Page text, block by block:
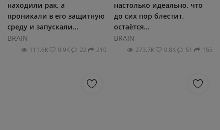
находили рак, а
проникали в его защитную
среду и запускали...
BRAIN
111.6К 0.9К 22 210
настолько идеально, что
до сих пор блестит,
остаётся...
BRAIN
273.7К 0.8К 51 155